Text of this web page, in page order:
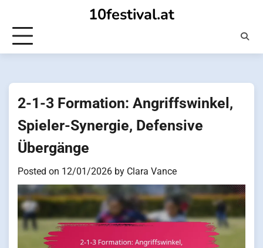
content
10festival.at
2-1-3 Formation: Angriffswinkel,
Spieler-Synergie, Defensive
Übergänge
Posted on 12/01/2026 by Clara Vance